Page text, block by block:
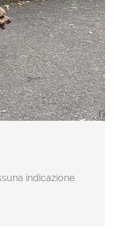
indicazione